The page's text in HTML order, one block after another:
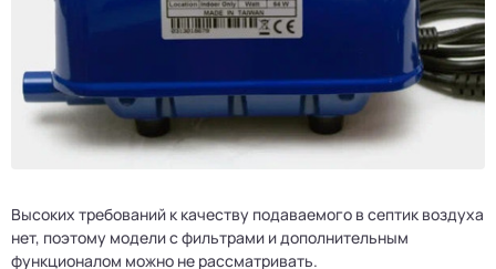
Высоких требований к качеству подаваемого в септик воздуха
нет, поэтому модели с фильтрами и дополнительным
функционалом можно не рассматривать.